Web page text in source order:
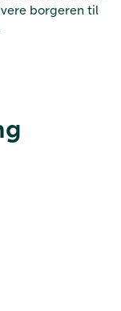
borgeren til